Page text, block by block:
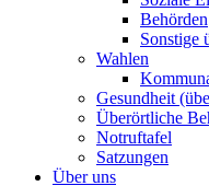
Behörden
Sonstige
Wahlen
Gesundheit
Überörtliche
Notruftafel
Satzungen
Über uns